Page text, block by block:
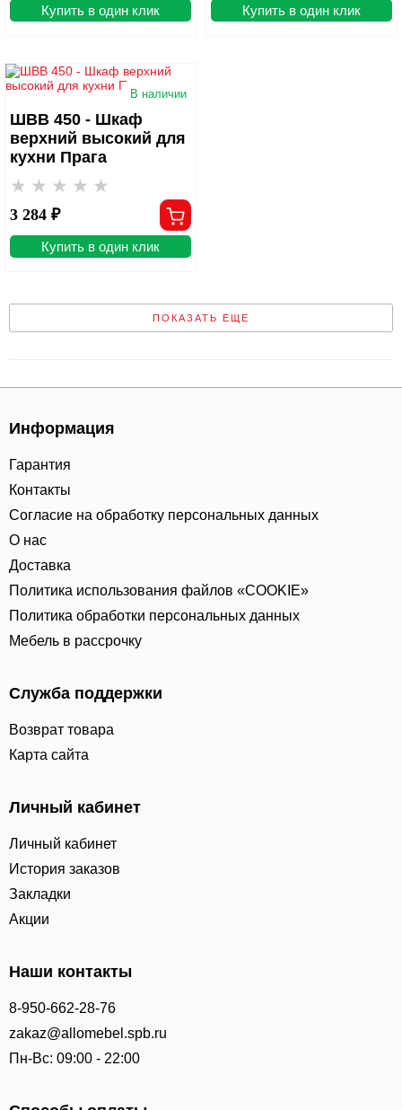
Купить в один клик Купить в один клик
В наличии
ШВВ 450 - Шкаф
верхний высокий для
кухни Прага
3 284 ₽
Купить в один клик
ПОКАЗАТЬ ЕЩЕ
Информация
Гарантия
Контакты
Согласие на обработку персональных данных
О нас
Доставка
Политика использования файлов «COOKIE»
Политика обработки персональных данных
Мебель в рассрочку
Служба поддержки
Возврат товара
Карта сайта
Личный кабинет
Личный кабинет
История заказов
Закладки
Акции
Наши контакты
8-950-662-28-76
zakaz@allomebel.spb.ru
Пн-Вс: 09:00 - 22:00